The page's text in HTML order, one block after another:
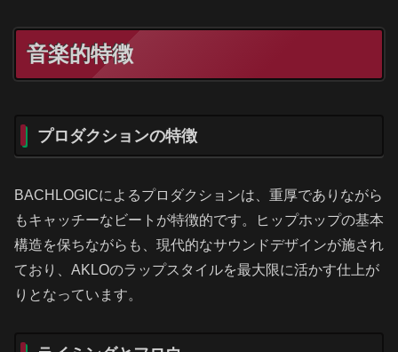
音楽的特徴
プロダクションの特徴
BACHLOGICによるプロダクションは、重厚でありながら
もキャッチーなビートが特徴的です。ヒップホップの基本
構造を保ちながらも、現代的なサウンドデザインが施され
ており、AKLOのラップスタイルを最大限に活かす仕上が
りとなっています。